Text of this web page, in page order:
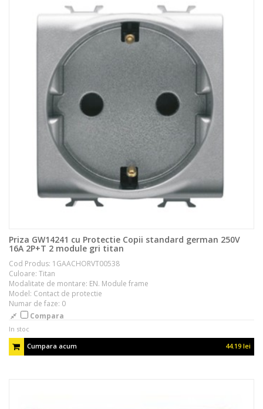
Priza GW14241 cu Protectie Copii standard german 250V
16A 2P+T 2 module gri titan
Cod Produs: 1GAACHORVT00538
Culoare: Titan
Modalitate de montare: EN. Module frame
Model: Contact de protectie
Numar de faze: 0
Compara
In stoc
Cumpara acum
44.19 lei